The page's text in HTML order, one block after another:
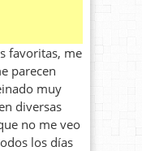
favoritas, me
parecen
muy
diversas
no me veo
los días